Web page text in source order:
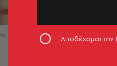
χαλαρές στιγμέςΑποδέχομαι την